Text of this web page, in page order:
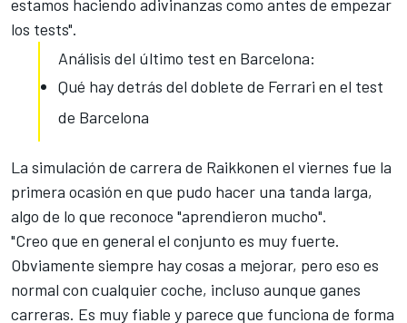
estamos haciendo adivinanzas como antes de empezar
los tests".
Análisis del último test en Barcelona:
Qué hay detrás del doblete de Ferrari en el test
de Barcelona
La simulación de carrera de Raikkonen el viernes fue la
primera ocasión en que pudo hacer una tanda larga,
algo de lo que reconoce "aprendieron mucho".
"Creo que en general el conjunto es muy fuerte.
Obviamente siempre hay cosas a mejorar, pero eso es
normal con cualquier coche, incluso aunque ganes
carreras. Es muy fiable y parece que funciona de forma